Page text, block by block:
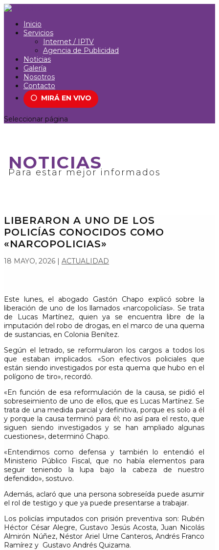
Inicio
Servicios
Internet / IPTV
Agencia de Publicidad
Noticias
Galería
Nosotros
Contacto
⚪ MIRÁ EN VIVO
Seleccionar página
NOTICIAS
Para estar mejor informados
LIBERARON A UNO DE LOS
POLICÍAS CONOCIDOS COMO
«NARCOPOLICIAS»
18 MAYO, 2026 | ACTUALIDAD
Este lunes, el abogado Gastón Chapo explicó sobre la
liberación de uno de los llamados «narcopolicías». Se trata
de Lucas Martínez, quien ya se encuentra libre de la
imputación del robo de drogas, en el marco de una quema
de sustancias, en Colonia Benítez.
Según el letrado, se reformularon los cargos a todos los
que estaban implicados. «Son efectivos policiales que
están siendo investigados por esta quema que hubo en el
polígono de tiro», recordó.
«En función de esa reformulación de la causa, se pidió el
sobreseimiento de uno de ellos, que es Lucas Martínez. Se
trata de una medida parcial y definitiva, porque es solo a él
y porque la causa terminó para él; no así para el resto, que
siguen siendo investigados y se han ampliado algunas
cuestiones», determinó Chapo.
«Entendimos como defensa y también lo entendió el
Ministerio Público Fiscal, que no había elementos para
seguir teniendo la lupa bajo la cabeza de nuestro
defendido», sostuvo.
Además, aclaró que una persona sobreseída puede asumir
el rol de testigo y que ya puede presentarse a trabajar.
Los policías imputados con prisión preventiva son: Rubén
Héctor César Alegre, Gustavo Jesús Acosta, Juan Nicolás
Almirón Núñez, Néstor Ariel Urne Canteros, Andrés Franco
Ramírez y Gustavo Andrés Quizama.